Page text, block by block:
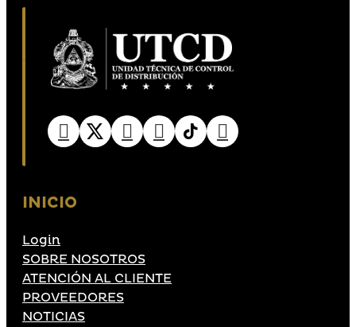
INICIO
Login
SOBRE NOSOTROS
ATENCIÓN AL CLIENTE
PROVEEDORES
NOTICIAS